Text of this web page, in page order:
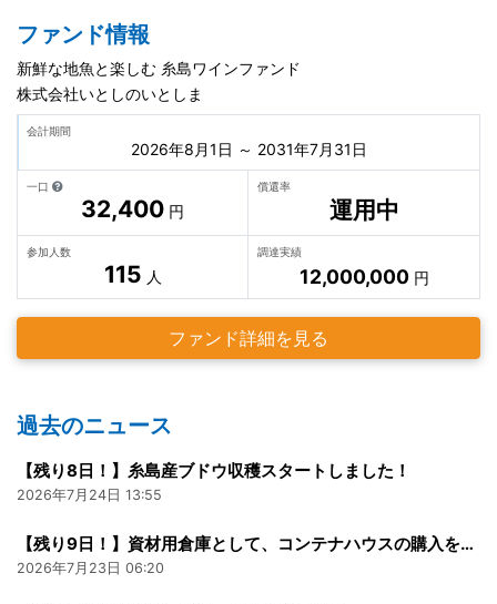
ファンド情報
新鮮な地魚と楽しむ 糸島ワインファンド
株式会社いとしのいとしま
会計期間
2026年8月1日 ～ 2031年7月31日
一口
32,400 円
償還率
運用中
参加人数
115 人
調達実績
12,000,000円
ファンド詳細を見る
過去のニュース
【残り8日！】糸島産ブドウ収穫スタートしました！
2026年7月24日 13:55
【残り9日！】資材用倉庫として、コンテナハウスの購入を検討しています
2026年7月23日 06:20